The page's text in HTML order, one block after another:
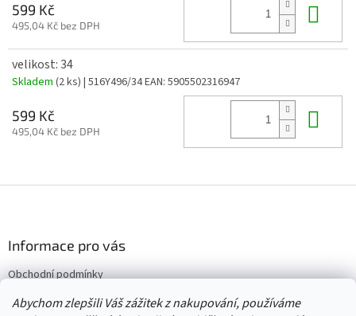
Abychom zlepšili Váš zážitek z nakupování, používáme
599 Kč
495,04 Kč bez DPH
velikost: 34
Skladem (2 ks) | 516Y496/34EAN: 5905502316947
599 Kč
495,04 Kč bez DPH
í
Informace pro vás
Obchodní podmínky
Vrácení/výměna/reklamace